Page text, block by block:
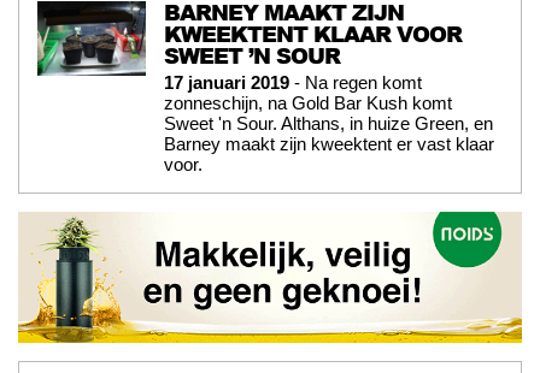
BARNEY MAAKT ZIJN
KWEEKTENT KLAAR VOOR
SWEET ’N SOUR
17 januari 2019 - Na regen komt
zonneschijn, na Gold Bar Kush komt
Sweet 'n Sour. Althans, in huize Green, en
Barney maakt zijn kweektent er vast klaar
voor.